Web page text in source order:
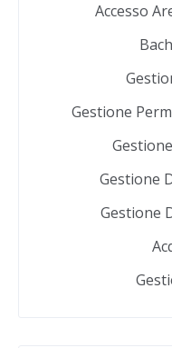
Accesso
Gestione
Gestione
Gestione